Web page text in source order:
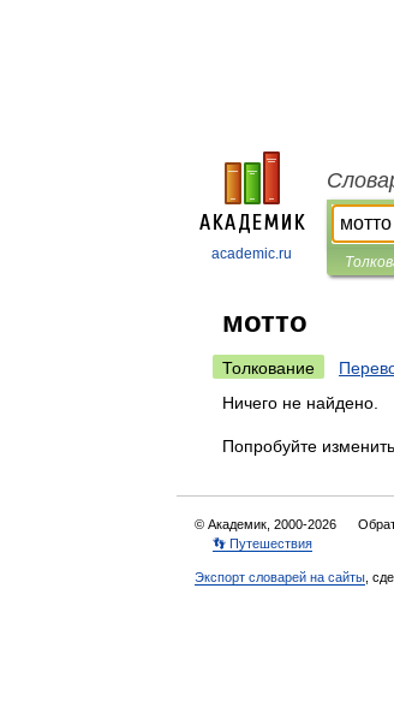
academic.ru
мотто
Толкование
Ничего не найдено.
Попробуйте
© Академик, 2000-2026
👣 Путешествия
Экспорт словарей на сайты ,